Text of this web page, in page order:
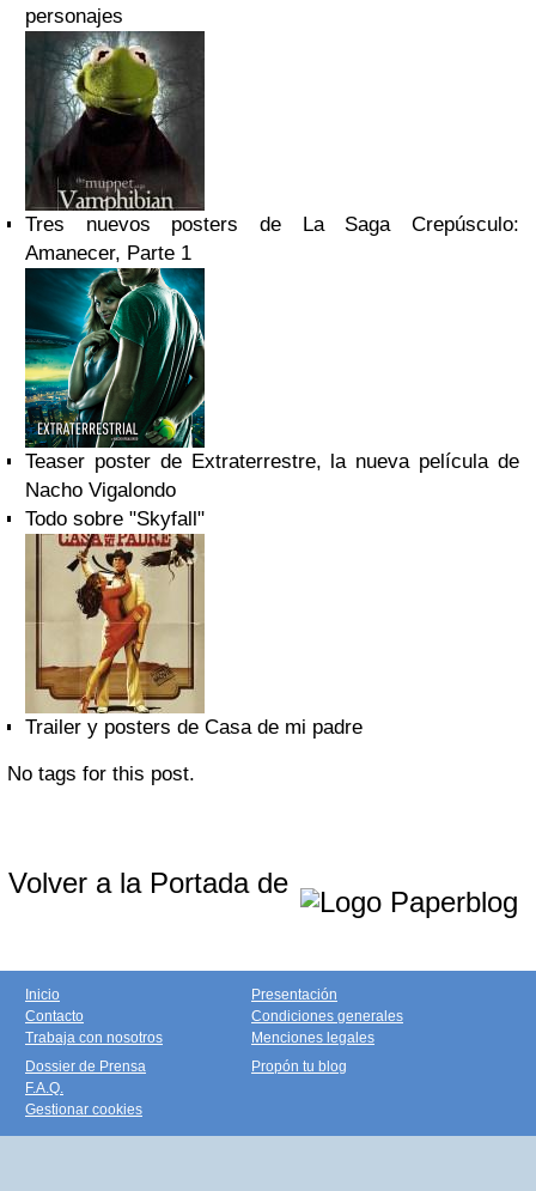
personajes
Tres nuevos posters de La Saga Crepúsculo:
Amanecer, Parte 1
Teaser poster de Extraterrestre, la nueva película de
Nacho Vigalondo
Todo sobre "Skyfall"
Trailer y posters de Casa de mi padre
No tags for this post.
Volver a la Portada de
Inicio
Contacto
Trabaja con nosotros
Presentación
Condiciones generales
Menciones legales
Dossier de Prensa
F.A.Q.
Gestionar cookies
Propón tu blog